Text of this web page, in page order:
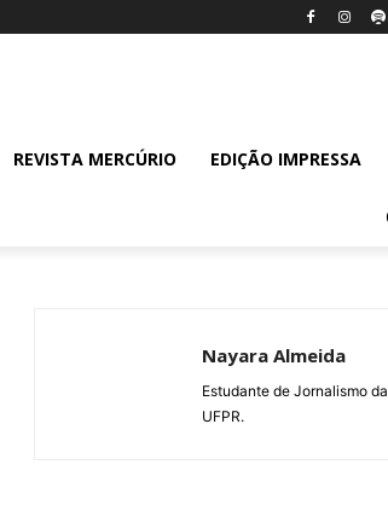
REVISTA MERCÚRIO EDIÇÃO IMPRESSA
Nayara Almeida
Estudante de Jornalismo da
UFPR.